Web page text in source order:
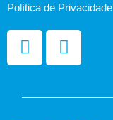
Política de Privacidade